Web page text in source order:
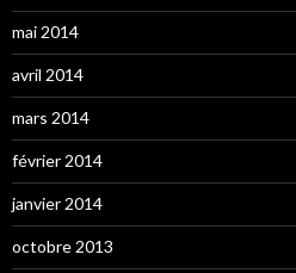
mai 2014
avril 2014
mars 2014
février 2014
janvier 2014
octobre 2013